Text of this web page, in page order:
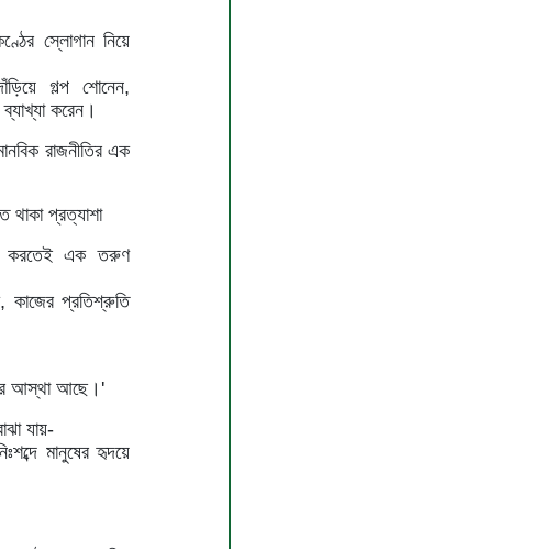
স্লোগান নিয়ে
গল্প শোনেন,
করেন।
রাজনীতির এক
থাকা প্রত্যাশা
করতেই এক তরুণ
কাজের প্রতিশ্রুতি
আস্থা আছে।'
যায়-
মানুষের হৃদয়ে